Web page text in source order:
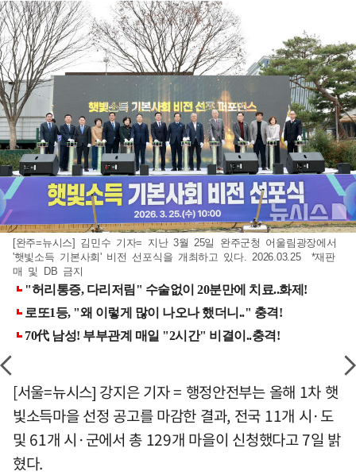
[완주=뉴시스] 김민수 기자= 지난 3월 25일 완주군청 어울림광장에서
'햇빛소득 기본사회' 비전 선포식을 개최하고 있다. 2026.03.25 *재판
매 및 DB 금지
[서울=뉴시스] 강지은 기자 = 행정안전부는 올해 1차 햇
빛소득마을 선정 공고를 마감한 결과, 전국 11개 시·도
및 61개 시·군에서 총 129개 마을이 신청했다고 7일 밝
혔다.